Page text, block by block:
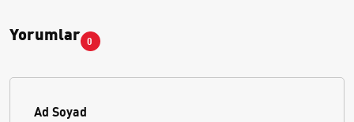
Yorumlar 0
Ad Soyad